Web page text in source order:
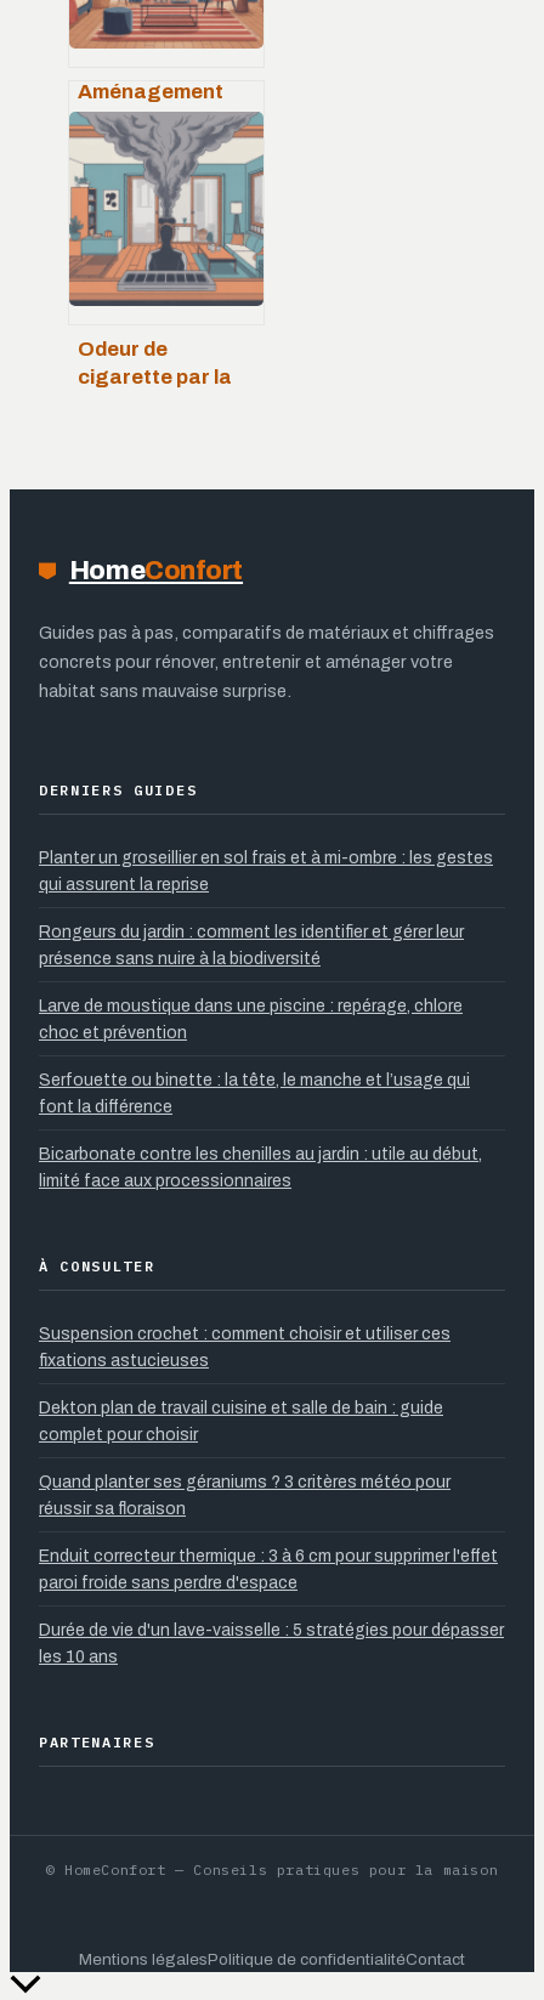
Aménagement
sous-sol avant
après : idées,
budget et erreurs
à éviter
Odeur de
cigarette par la
HomeConfort
Guides pas à pas, comparatifs de matériaux et chiffrages
concrets pour rénover, entretenir et aménager votre
habitat sans mauvaise surprise.
DERNIERS GUIDES
Planter un groseillier en sol frais et à mi-ombre : les gestes
qui assurent la reprise
Rongeurs du jardin : comment les identifier et gérer leur
présence sans nuire à la biodiversité
Larve de moustique dans une piscine : repérage, chlore
choc et prévention
Serfouette ou binette : la tête, le manche et l’usage qui
font la différence
Bicarbonate contre les chenilles au jardin : utile au début,
limité face aux processionnaires
À CONSULTER
Suspension crochet : comment choisir et utiliser ces
fixations astucieuses
Dekton plan de travail cuisine et salle de bain : guide
complet pour choisir
Quand planter ses géraniums ? 3 critères météo pour
réussir sa floraison
Enduit correcteur thermique : 3 à 6 cm pour supprimer l'effet
paroi froide sans perdre d'espace
Durée de vie d'un lave-vaisselle : 5 stratégies pour dépasser
les 10 ans
PARTENAIRES
© HomeConfort — Conseils pratiques pour la maison
Mentions légalesPolitique de confidentialitéContact